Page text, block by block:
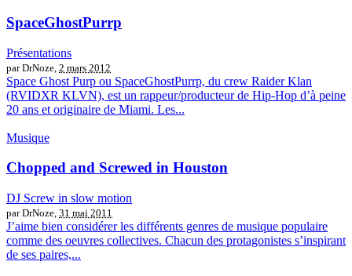
SpaceGhostPurrp
Présentations
par DrNoze, 2 mars 2012
Space Ghost Purp ou SpaceGhostPurrp, du crew Raider Klan
(RVIDXR KLVN), est un rappeur/producteur de Hip-Hop d’à peine
20 ans et originaire de Miami. Les...
Musique
Chopped and Screwed in Houston
DJ Screw in slow motion
par DrNoze, 31 mai 2011
J’aime bien considérer les différents genres de musique populaire
comme des oeuvres collectives. Chacun des protagonistes s’inspirant
de ses paires,...